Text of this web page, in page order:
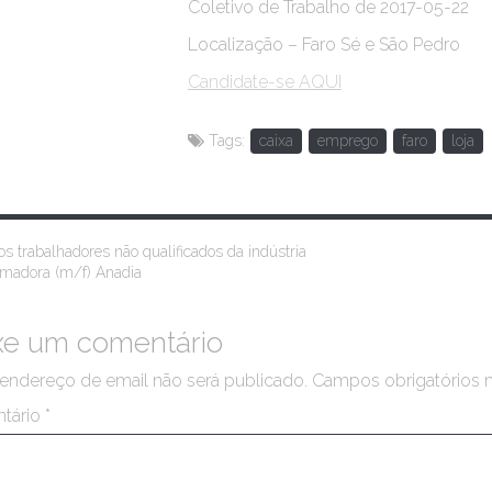
Coletivo de Trabalho de 2017-05-22
Localização – Faro Sé e São Pedro
Candidate-se AQUI
Tags: caixa emprego faro loja
trabalhadores não qualificados da indústria
(m/f) Anadia
um comentário
de email não será publicado. Campos obrigatórios
*